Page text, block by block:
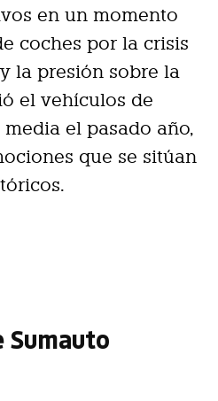
en un momento
coches por la crisis
la presión sobre la
el vehículos de
media el pasado año,
que se sitúan
Sumauto